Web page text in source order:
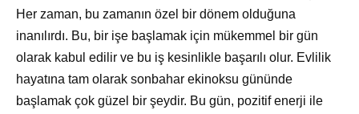
Her zaman, bu zamanın özel bir dönem olduğuna
inanılırdı. Bu, bir işe başlamak için mükemmel bir gün
olarak kabul edilir ve bu iş kesinlikle başarılı olur. Evlilik
hayatına tam olarak sonbahar ekinoksu gününde
başlamak çok güzel bir şeydir. Bu gün, pozitif enerji ile